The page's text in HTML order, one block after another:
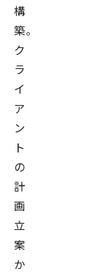
構
築。
ク
ラ
イ
ア
ン
ト
の
計
画
立
案
か